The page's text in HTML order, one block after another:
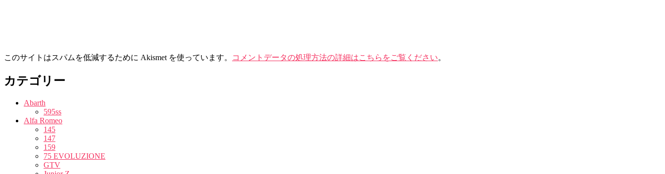
このサイトはスパムを低減するために Akismet を使っています。 コメントデータの処理方法の詳細はこちらをご覧ください。
カテゴリー
Abarth
595ss
Alfa Romeo
145
147
159
75 EVOLUZIONE
GTV